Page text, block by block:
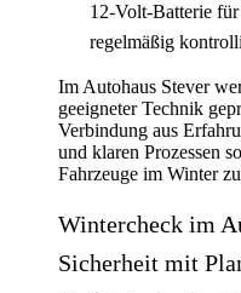
12-Volt-Batterie
regelmäßig
Im Autohaus Stever
geeigneter Technik
Verbindung aus
und klaren Prozessen
Fahrzeuge im Winter
Wintercheck im
Sicherheit mit